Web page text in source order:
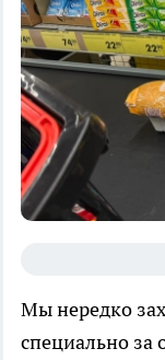
Мы нередко
специально